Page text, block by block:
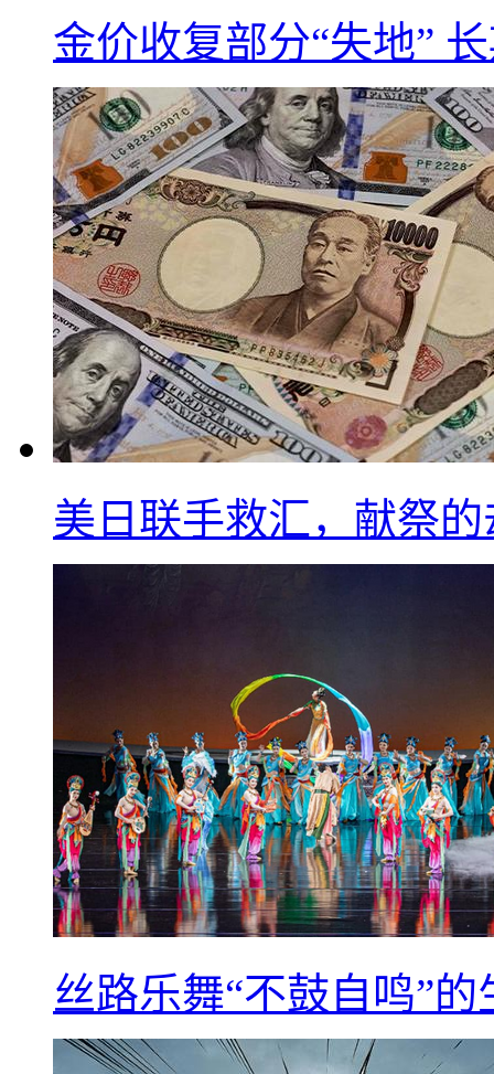
金价收复部分“失地”
美日联手救汇，献祭
丝路乐舞“不鼓自鸣”